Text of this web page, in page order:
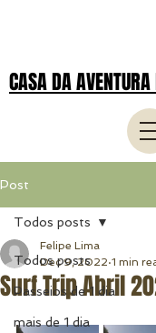
CASA DA
Post
Todos posts
Passeios de 1 dia
mais de 1 dia
Todos posts
Surf Trip Abril
Felipe Lima
Dec 9, 2022 1 min